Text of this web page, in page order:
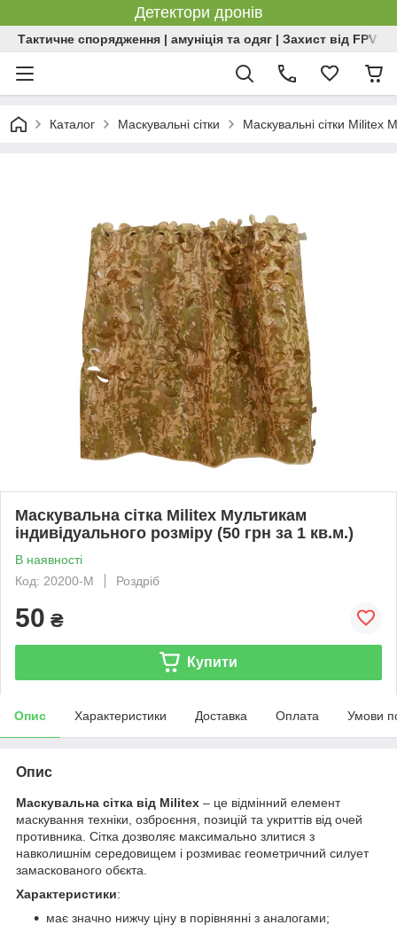
Детектори дронів
Тактичне спорядження | амуніція та одяг | Захист від FPV |
Каталог Маскувальні сітки Маскувальні сітки Militex
Маскувальна сітка Militex Мультикам
індивідуального розміру (50 грн за 1 кв.м.)
В наявності
Код: 20200-М
Роздріб
50 ₴
Купити
Опис Характеристики Доставка Оплата Умови
Опис
Маскувальна сітка від Militex – це відмінний елемент
маскування техніки, озброєння, позицій та укриттів від очей
противника. Сітка дозволяє максимально злитися з
навколишнім середовищем і розмиває геометричний силует
замаскованого обєкта.
Характеристики:
має значно нижчу ціну в порівнянні з аналогами;